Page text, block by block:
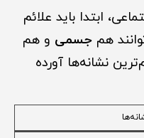
ابتدا باید علائم
هم جسمی و هم
نشانه‌ها آورده